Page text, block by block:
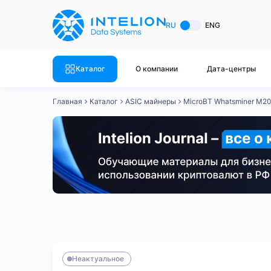
RU ENG
Каталог О компании Дата-центры
ASIC майнеры
Canaan
Innosilicon
Готовый
Готовый
Готовый
Готовый
Готовый
Главная Каталог ASIC майнеры MicroBT Whatsminer
Неактуальное